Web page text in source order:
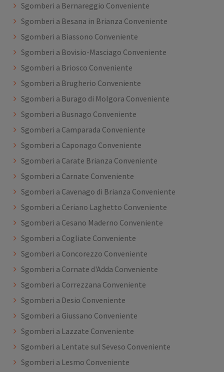
Sgomberi a Bernareggio Conveniente
Sgomberi a Besana in Brianza Conveniente
Sgomberi a Biassono Conveniente
Sgomberi a Bovisio-Masciago Conveniente
Sgomberi a Briosco Conveniente
Sgomberi a Brugherio Conveniente
Sgomberi a Burago di Molgora Conveniente
Sgomberi a Busnago Conveniente
Sgomberi a Camparada Conveniente
Sgomberi a Caponago Conveniente
Sgomberi a Carate Brianza Conveniente
Sgomberi a Carnate Conveniente
Sgomberi a Cavenago di Brianza Conveniente
Sgomberi a Ceriano Laghetto Conveniente
Sgomberi a Cesano Maderno Conveniente
Sgomberi a Cogliate Conveniente
Sgomberi a Concorezzo Conveniente
Sgomberi a Cornate d'Adda Conveniente
Sgomberi a Correzzana Conveniente
Sgomberi a Desio Conveniente
Sgomberi a Giussano Conveniente
Sgomberi a Lazzate Conveniente
Sgomberi a Lentate sul Seveso Conveniente
Sgomberi a Lesmo Conveniente